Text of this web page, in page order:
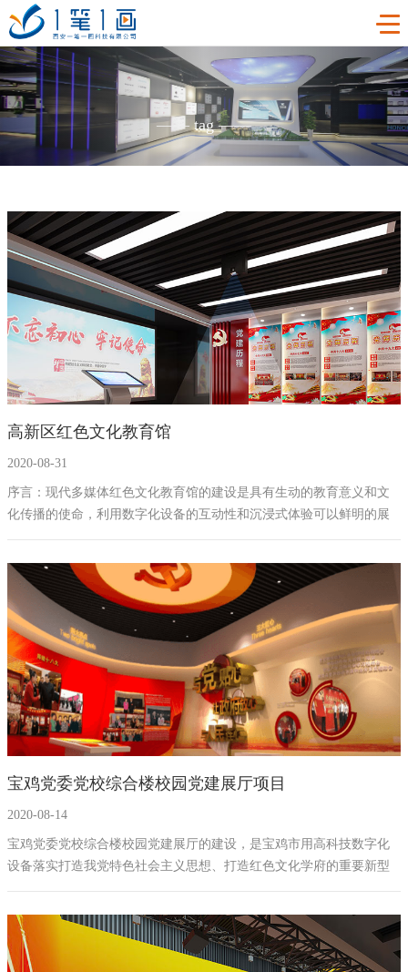
首页
工程案例
廉政警示展厅
法治教育基地
禁毒教育基地
红色党建教育基地
VR虚拟现实
AR增强现实
触控一体机
创新展项
互动投影
数字沙盘
新闻中心
公司新闻
展厅资讯
常见问题
关于我们
企业简介
企业文化
荣誉资质
加入我们
合作代理
诚聘精英
联系我们
联系我们
—— tag ——
高新区红色文化教育馆
2020-08-31
序言：现代多媒体红色文化教育馆的建设是具有生动的教育意义和文
化传播的使命，利用数字化设备的互动性和沉浸式体验可以鲜明的展
现出党在不同阶段和情况下的活动和精神文化，可以指引我们共产党
保持着和我党一同进步发展的精神。
宝鸡党委党校综合楼校园党建展厅项目
2020-08-14
宝鸡党委党校综合楼校园党建展厅的建设，是宝鸡市用高科技数字化
设备落实打造我党特色社会主义思想、打造红色文化学府的重要新型
宣传方式，市委党校党建展厅布局信息化展厅以全新高效的方式党校